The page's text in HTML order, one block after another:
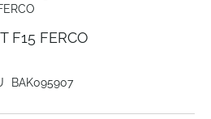
F15 FERCO
BAK095907